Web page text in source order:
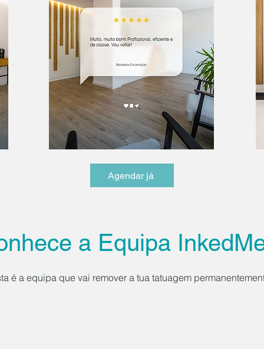
Agendar já
a Equipa
é a equipa que vai remover a tua tatuagem